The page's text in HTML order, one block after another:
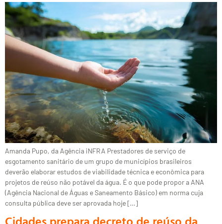
Amanda Pupo, da Agência iNFRA Prestadores de serviço de
esgotamento sanitário de um grupo de municípios brasileiros
deverão elaborar estudos de viabilidade técnica e econômica para
projetos de reúso não potável da água. É o que pode propor a ANA
(Agência Nacional de Águas e Saneamento Básico) em norma cuja
consulta pública deve ser aprovada hoje […]